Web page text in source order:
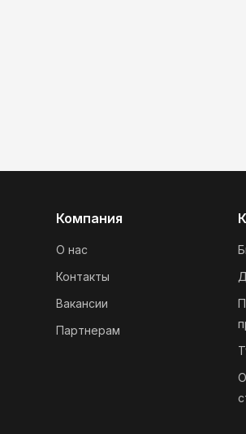
Компания
О нас
Контакты
Вакансии
Партнерам